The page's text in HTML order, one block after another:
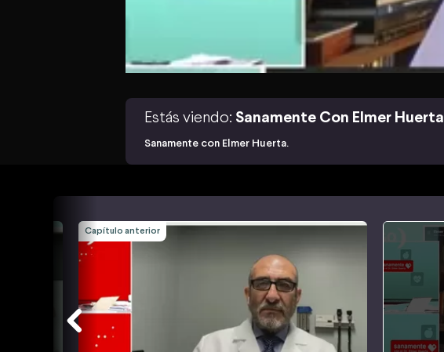
Estás viendo: Sanamente Con Elmer Huerta
Sanamente con Elmer Huerta.
Capítulo anterior